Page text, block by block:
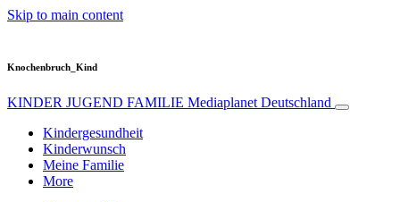
Skip to main content
Knochenbruch_Kind
KINDER JUGEND FAMILIE Mediaplanet Deutschland
Kindergesundheit
Kinderwunsch
Meine Familie
More